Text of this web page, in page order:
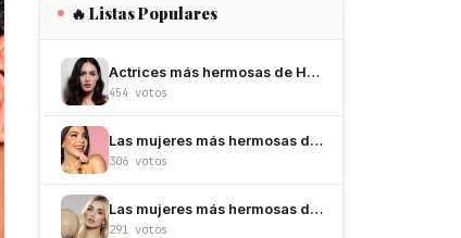
🔥 Listas Populares
Actrices más hermosas de Hollywood
454 votos
Las mujeres más hermosas de México
306 votos
Las mujeres más hermosas de Colombia
291 votos